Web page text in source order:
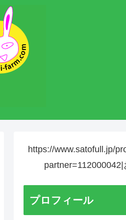
https://www.satofull.jp/
partner=112000042|
プロフィール